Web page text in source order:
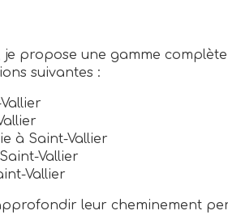
je propose une gamme
suivantes :
à Saint-Vallier
Vallier
Vallier
leur cheminement